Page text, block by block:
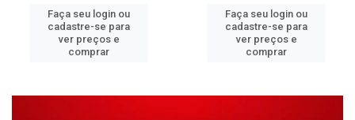
Faça seu login ou
cadastre-se para
ver preços e
comprar
Faça seu login ou
cadastre-se para
ver preços e
comprar